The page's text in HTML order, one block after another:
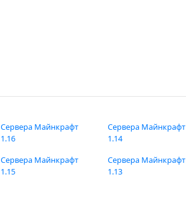
Сервера Майнкрафт
1.16
Сервера Майнкрафт
1.15
Сервера Майнкрафт
1.14
Сервера Майнкрафт
1.13